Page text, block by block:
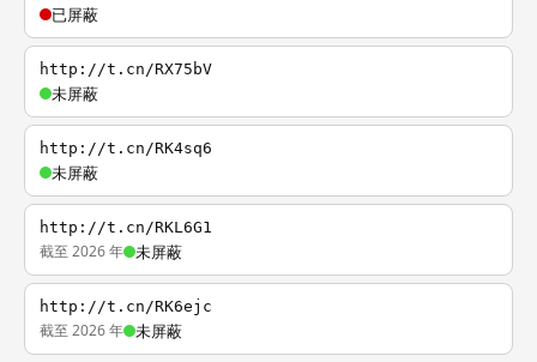
已屏蔽
http://t.cn/RX75bV
未屏蔽
http://t.cn/RK4sq6
未屏蔽
http://t.cn/RKL6G1
截至 2026 年 未屏蔽
http://t.cn/RK6ejc
截至 2026 年 未屏蔽